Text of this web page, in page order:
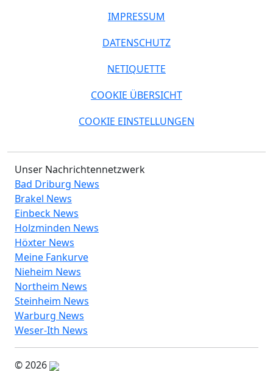
IMPRESSUM
DATENSCHUTZ
NETIQUETTE
COOKIE ÜBERSICHT
COOKIE EINSTELLUNGEN
Unser Nachrichtennetzwerk
Bad Driburg News
Brakel News
Einbeck News
Holzminden News
Höxter News
Meine Fankurve
Nieheim News
Northeim News
Steinheim News
Warburg News
Weser-Ith News
© 2026